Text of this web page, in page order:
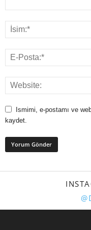
Ismimi, e-postamı ve
kaydet.